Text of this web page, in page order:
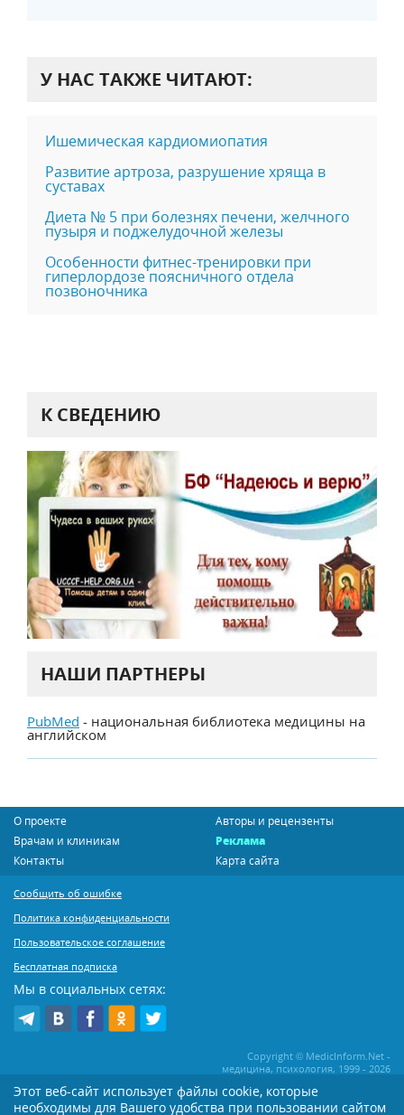
У НАС ТАКЖЕ ЧИТАЮТ:
Ишемическая кардиомиопатия
Развитие артроза, разрушение хряща в
суставах
Диета № 5 при болезнях печени, желчного
пузыря и поджелудочной железы
Особенности фитнес-тренировки при
гиперлордозе поясничного отдела
позвоночника
К СВЕДЕНИЮ
НАШИ ПАРТНЕРЫ
PubMed - национальная библиотека медицины на
английском
О проекте
Авторы и рецензенты
Врачам и клиникам
Реклама
Контакты
Карта сайта
Сообщить об ошибке
Политика конфиденциальности
Пользовательское соглашение
Бесплатная подписка
Мы в социальных сетях:
Copyright © MedicInform.Net -
медицина, психология, 1999 - 2026
Копирование или иное распространение статей нашего сайта строго
Этот веб-сайт использует файлы cookie, которые
необходимы для Вашего удобства при пользовании сайтом